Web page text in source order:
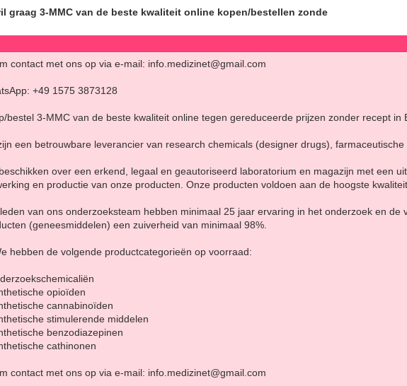
graag 3-MMC van de beste kwaliteit online kopen/bestellen zonde
contact met ons op via e-mail: info.medizinet@gmail.com
+49 1575 3873128
bestel 3-MMC van de beste kwaliteit online tegen gereduceerde prijzen zonder recept in
een betrouwbare leverancier van research chemicals (designer drugs),
over een erkend, legaal en geautoriseerd laboratorium en magazijn met een
en productie van onze producten. Onze producten voldoen aan de hoogste
van ons onderzoeksteam hebben minimaal 25 jaar ervaring in het onderzoek en
(geneesmiddelen) een zuiverheid van minimaal 98%.
hebben de volgende productcategorieën op voorraad:
opioïden
cannabinoïden
stimulerende middelen
benzodiazepinen
cathinonen
contact met ons op via e-mail: info.medizinet@gmail.com